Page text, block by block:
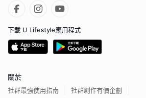
下載 U Lifestyle應用程式
關於
社群最強使用指南 社群創作有價企劃